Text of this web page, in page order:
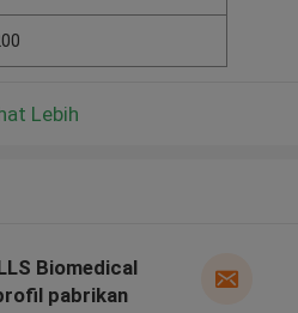
Lebih
Biomedical
pabrikan